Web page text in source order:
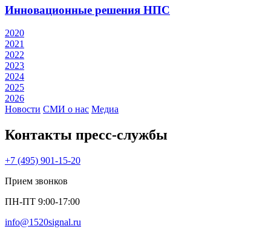
Инновационные решения НПС
2020
2021
2022
2023
2024
2025
2026
Новости СМИ о нас Медиа
Контакты пресс‑службы
+7 (495) 901-15-20
Прием звонков
ПН-ПТ 9:00-17:00
info@1520signal.ru